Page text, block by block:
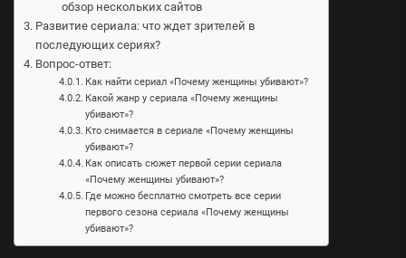
обзор нескольких сайтов
Развитие сериала: что ждет зрителей в
последующих сериях?
Вопрос-ответ:
Как найти сериал «Почему женщины убивают»?
Какой жанр у сериала «Почему женщины
убивают»?
Кто снимается в сериале «Почему женщины
убивают»?
Как описать сюжет первой серии сериала
«Почему женщины убивают»?
Где можно бесплатно смотреть все серии
первого сезона сериала «Почему женщины
убивают»?